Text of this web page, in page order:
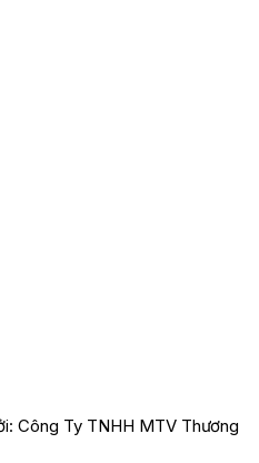
Công Ty TNHH MTV Thương